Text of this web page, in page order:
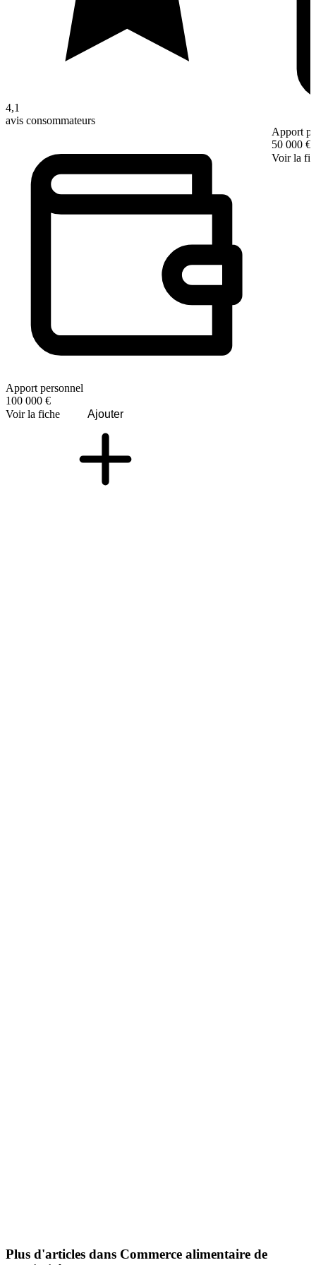
4,1
avis consommateurs
Apport personnel
100 000 €
Voir la fiche
Ajouter
Apport
50 000 €
Voir la
Plus d'articles dans Commerce alimentaire de